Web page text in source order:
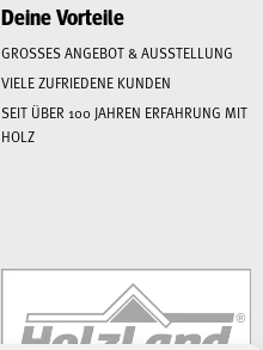
Deine Vorteile
GROSSES ANGEBOT & AUSSTELLUNG
VIELE ZUFRIEDENE KUNDEN
SEIT ÜBER 100 JAHREN ERFAHRUNG MIT
HOLZ